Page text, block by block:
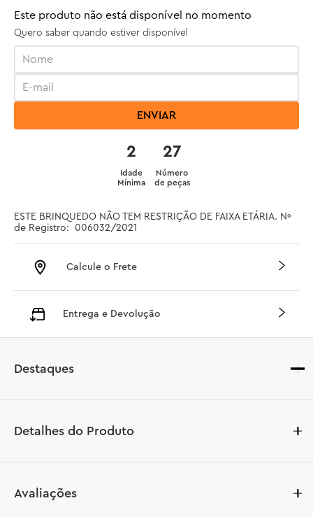
Este produto não está disponível no momento
Quero saber quando estiver disponível
ENVIAR
27
Número
de peças
2
Idade
Mínima
ESTE BRINQUEDO NÃO TEM RESTRIÇÃO DE FAIXA ETÁRIA. Nº
de Registro:  006032/2021
Calcule o Frete
Entrega e Devolução
Destaques
Detalhes do Produto
com o brinquedo educacional Balancing & Stacking Tree
Avaliações